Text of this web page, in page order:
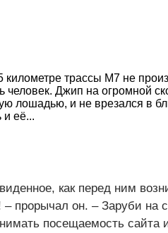
километре трассы М7 не
человек. Джип на огромной
лошадью, и не врезался в
и её...
как перед ним
прорычал он. – Заруби на
посещаемость сайта